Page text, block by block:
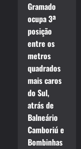
Gramado
ocupa 3ª
posição
entre os
metros
quadrados
mais caros
do Sul,
atrás de
Balneário
Camboriú e
Bombinhas